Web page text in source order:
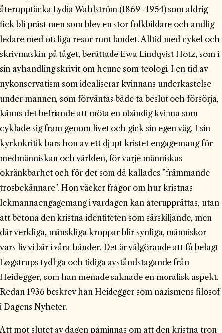
återupptäcka Lydia Wahlström (1869 -1954) som aldrig
fick bli präst men som blev en stor folkbildare och andlig
ledare med otaliga resor runt landet. Alltid med cykel och
skrivmaskin på tåget, berättade Ewa Lindqvist Hotz, som i
sin avhandling skrivit om henne som teologi. I en tid av
nykonservatism som idealiserar kvinnans underkastelse
under mannen, som förväntas både ta beslut och försörja,
känns det befriande att möta en obändig kvinna som
cyklade sig fram genom livet och gick sin egen väg. I sin
kyrkokritik bars hon av ett djupt kristet engagemang för
medmänniskan och världen, för varje människas
okränkbarhet och för det som då kallades ”främmande
trosbekännare”. Hon väcker frågor om hur kristnas
lekmannaengagemang i vardagen kan återupprättas, utan
att betona den kristna identiteten som särskiljande, men
där verkliga, mänskliga kroppar blir synliga, människor
vars liv vi bär i våra händer. Det är välgörande att få belagt
Løgstrups tydliga och tidiga avståndstagande från
Heidegger, som han menade saknade en moralisk aspekt.
Redan 1936 beskrev han Heidegger som nazismens filosof
i Dagens Nyheter.
Att mot slutet av dagen påminnas om att den kristna tron